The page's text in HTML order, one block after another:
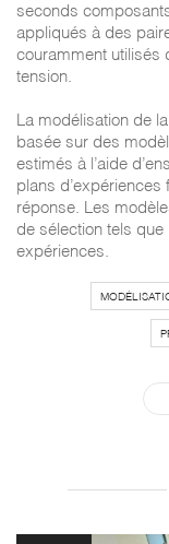
seconds
appliqués à des
couramment utilisés
tension.
La modélisation de
basée sur des
estimés à l’aide
plans
réponse. Les
de sélection tels que
expériences.